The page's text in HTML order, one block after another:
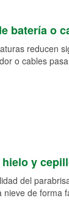
batería o
reducen
o cables
y
del
nieve de forma